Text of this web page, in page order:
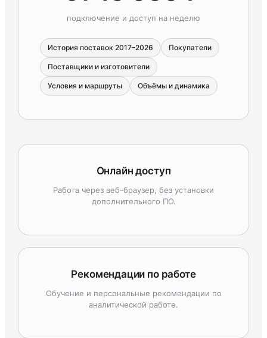
подключение и доступ на неделю
История поставок 2017–2026 Покупатели
Поставщики и изготовители
Условия и маршруты Объёмы и динамика
Онлайн доступ
Работа через веб-браузер, без установки
дополнительного ПО.
Рекомендации по работе
Обучение и персональные рекомендации по
аналитической работе.